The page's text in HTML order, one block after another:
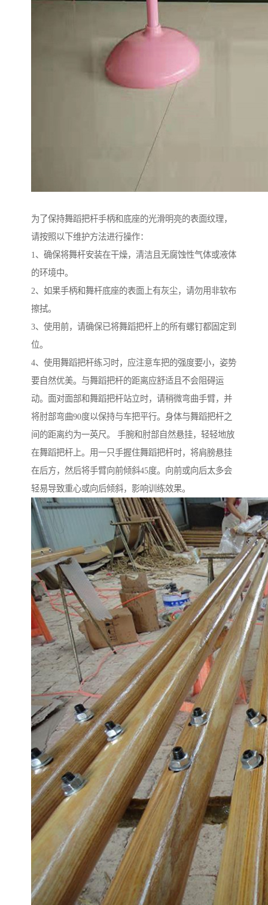
为了保持舞蹈把杆手柄和底座的光滑明亮的表面纹理，
请按照以下维护方法进行操作：
1、确保将舞杆安装在干燥，清洁且无腐蚀性气体或液体
的环境中。
2、如果手柄和舞杆底座的表面上有灰尘，请勿用非软布
擦拭。
3、使用前，请确保已将舞蹈把杆上的所有螺钉都固定到
位。
4、使用舞蹈把杆练习时，应注意车把的强度要小，姿势
要自然优美。与舞蹈把杆的距离应舒适且不会阻碍运
动。面对面部和舞蹈把杆站立时，请稍微弯曲手臂，并
将肘部弯曲90度以保持与车把平行。身体与舞蹈把杆之
间的距离约为一英尺。 手腕和肘部自然悬挂，轻轻地放
在舞蹈把杆上。用一只手握住舞蹈把杆时，将肩膀悬挂
在后方，然后将手臂向前倾斜45度。向前或向后太多会
轻易导致重心或向后倾斜，影响训练效果。